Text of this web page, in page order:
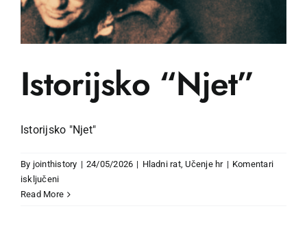
Istorijsko “Njet”
Istorijsko "Njet"
By jointhistory | 24/05/2026 | Hladni rat,Učenje hr | Komentari
isključeniza
Istorijsko
Read More